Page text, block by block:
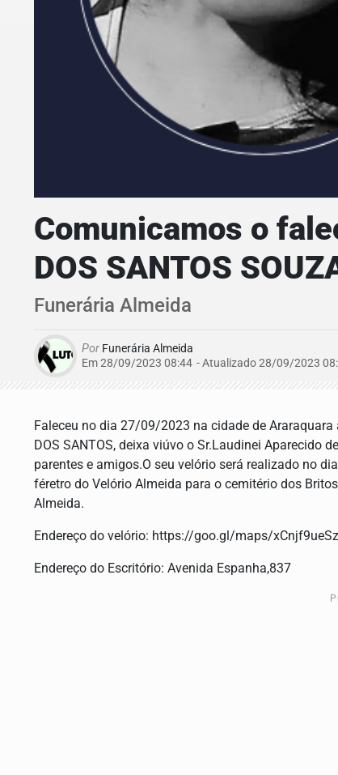
Comunicamos o
DOS SANTOS
Funerária Almeida
Por Funerária Almeida
Em 28/09/2023 08:44 - Atualizado28/09/2023
Faleceu no dia 27/09/2023 na cidade de Araraquara
DOS SANTOS, deixa viúvo o Sr.Laudinei Aparecido
parentes e amigos.O seu velório será realizado no
féretro do Velório Almeida para o cemitério dos
Almeida.
Endereço do velório: https://goo.gl/maps/
Endereço do Escritório: Avenida Espanha,837